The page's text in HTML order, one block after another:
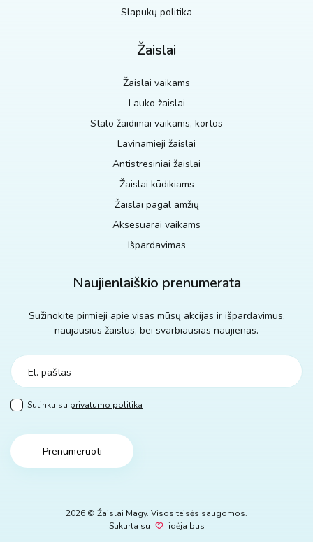
Slapukų politika
Žaislai
Žaislai vaikams
Lauko žaislai
Stalo žaidimai vaikams, kortos
Lavinamieji žaislai
Antistresiniai žaislai
Žaislai kūdikiams
Žaislai pagal amžių
Aksesuarai vaikams
Išpardavimas
Naujienlaiškio prenumerata
Sužinokite pirmieji apie visas mūsų akcijas ir išpardavimus,
naujausius žaislus, bei svarbiausias naujienas.
Sutinku su privatumo politika
Prenumeruoti
2026 © Žaislai Magy. Visos teisės saugomos.
Sukurta su
idėja bus